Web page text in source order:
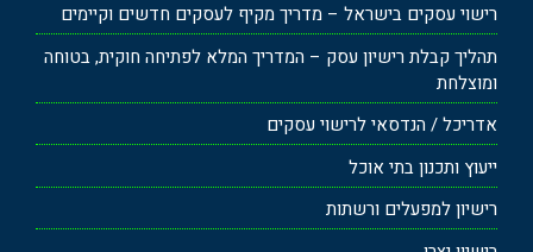
רישוי עסקים בישראל – מדריך מקיף לעסקים חדשים וקיימים
תהליך קבלת רישיון עסק – המדריך המלא לפתיחה חוקית, בטוחה
ומוצלחת
אדריכל / הנדסאי לרישוי עסקים
ייעוץ ותכנון בתי אוכל
רישיון למפעלים ורשתות